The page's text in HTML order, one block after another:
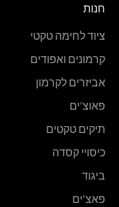
חנות
ציוד לחימה טקטי
קרמונים ואפודים
אביזרים לקרמון
פאוצ'ים
תיקים טקטים
כיסויי קסדה
ביגוד
פאצ'ים